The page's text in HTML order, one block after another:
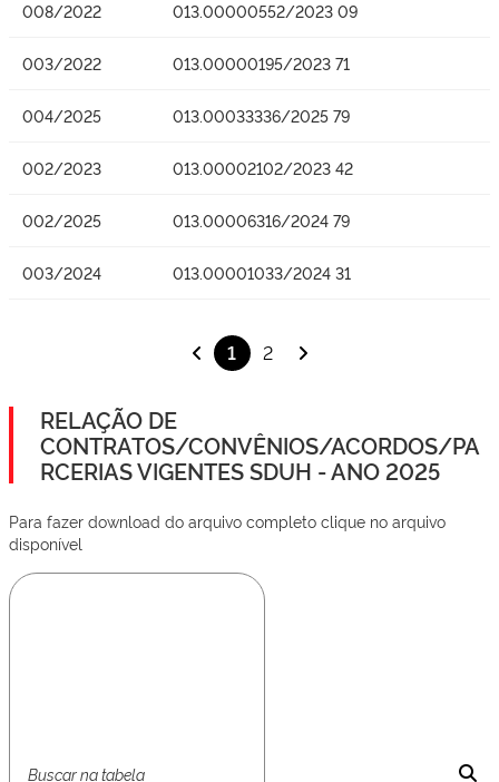
008/2022 013.00000552/2023 09
003/2022 013.00000195/2023 71
004/2025 013.00033336/2025 79
002/2023 013.00002102/2023 42
002/2025 013.00006316/2024 79
003/2024 013.00001033/2024 31
1 2
RELAÇÃO DE
CONTRATOS/CONVÊNIOS/ACORDOS/PA
RCERIAS VIGENTES SDUH - ANO 2025
Para fazer download do arquivo completo clique no arquivo
disponível